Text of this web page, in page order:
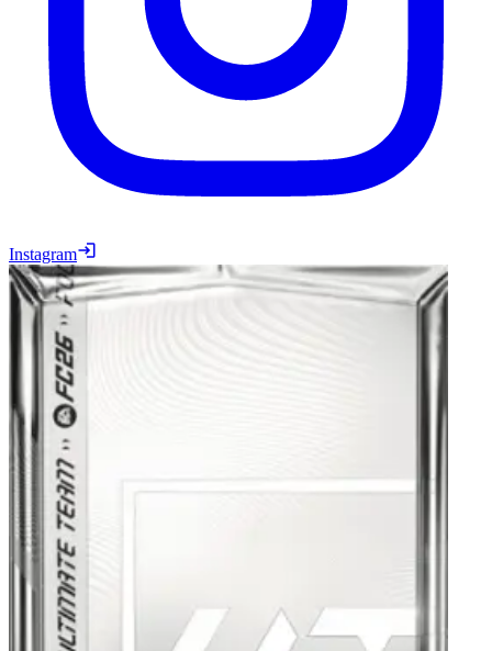
Instagram